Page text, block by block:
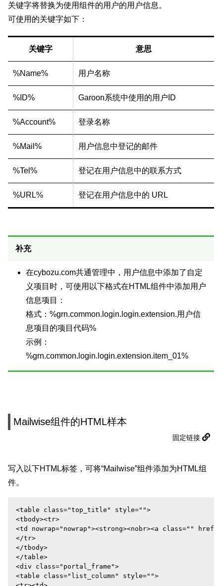
关键字将替换为使用组件的用户的用户信息。
可使用的关键字如下：
关键字 意思
%Name% 用户名称
%ID% Garoon系统中使用的用户ID
%Account% 登录名称
%Mail% 用户信息中登记的邮件
%Tel% 登记在用户信息中的联系方式
%URL% 登记在用户信息中的 URL
补充
在cybozu.com共通管理中，用户信息中添加了自定
义项目时，可使用以下格式在HTML组件中添加用户
信息项目：
格式：%grn.common.login.login.extension.用户信
息项目的项目代码%
示例：
%grn.common.login.login.extension.item_01%
Mailwise组件的HTML样本
固定链接
写入以下HTML标签，可将“Mailwise”组件添加为HTML组
件。
<table class="top_title" style="">
<tbody><tr>
<td nowrap="nowrap"><strong><nobr><a class=""
</tr>
</tbody>
</table>
<div class="portal_frame">
<table class="list_column" style="">